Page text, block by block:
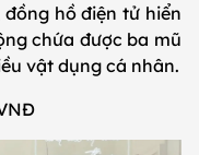
hồ điện tử hiển
chứa được ba mũ
vật dụng cá nhân.